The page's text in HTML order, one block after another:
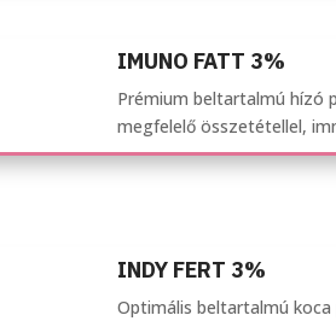
IMUNO FATT 3%
Prémium beltartalmú hízó
megfelelő összetétellel,
INDY FERT 3%
Optimális beltartalmú koca